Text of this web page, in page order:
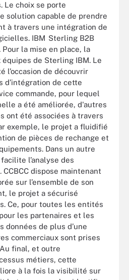
Le choix se porte
solution capable de prendre
à travers une intégration de
IBM Sterling B2B
la mise en place, la
de Sterling IBM. Le
l’occasion de découvrir
de cette
commande, pour lequel
a été améliorée, d'autres
ont été associées à travers
exemple, le projet a fluidifié
de pièces de rechange et
Dans un autre
l’analyse des
dispose maintenant
sur l’ensemble de son
le projet a sécurisé
Ce, pour toutes les entités
les partenaires et les
données de plus d’une
commerciaux sont prises
final, et outre
métiers, cette
à la fois la visibilité sur